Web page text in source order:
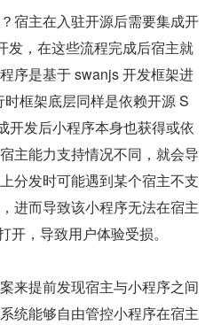
宿主在入驻开源后需要集成开
发，在这些流程完成后宿主就
序是基于 swanjs 开发框架进
框架底层同样是依赖开源 S
开发后小程序本身也获得或依
主能力支持情况不同，就会导
分发时可能遇到某个宿主不支
进而导致该小程序无法在宿主
，导致用户体验受损。
来提前发现宿主与小程序之间
统能够自由管控小程序在宿主